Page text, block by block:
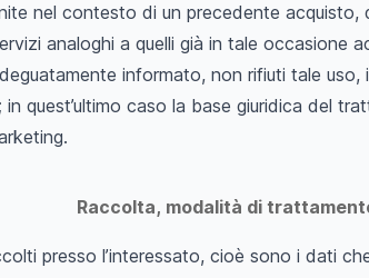
nel contesto di un precedente acquisto,
analoghi a quelli già in tale occasione
informato, non rifiuti tale
in quest’ultimo caso la base giuridica del
Raccolta, modalità di
presso l’interessato, cioè sono i dati